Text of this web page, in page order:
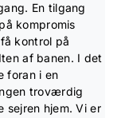
En tilgang
kompromis
kontrol på
af banen. I det
foran i en
troværdig
sejren hjem. Vi er